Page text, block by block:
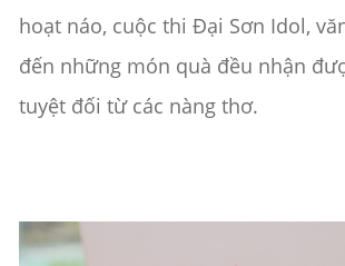
hoạt náo, cuộc thi Đại Sơn Idol,
đến những món quà đều nhận
tuyệt đối từ các nàng thơ.